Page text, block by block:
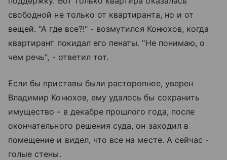
свободной не только от квартиранта, но и от
вещей. "А где все?!" - возмутился Конюхов, когда
квартирант покидал его пенаты. "Не понимаю, о
чем речь", - ответил тот.
Если бы приставы были расторопнее, уверен
Владимир Конюхов, ему удалось бы сохранить
имущество - в декабре прошлого года, после
окончательного решения суда, он заходил в
помещение и видел, что все на месте. А сейчас -
голые стены.